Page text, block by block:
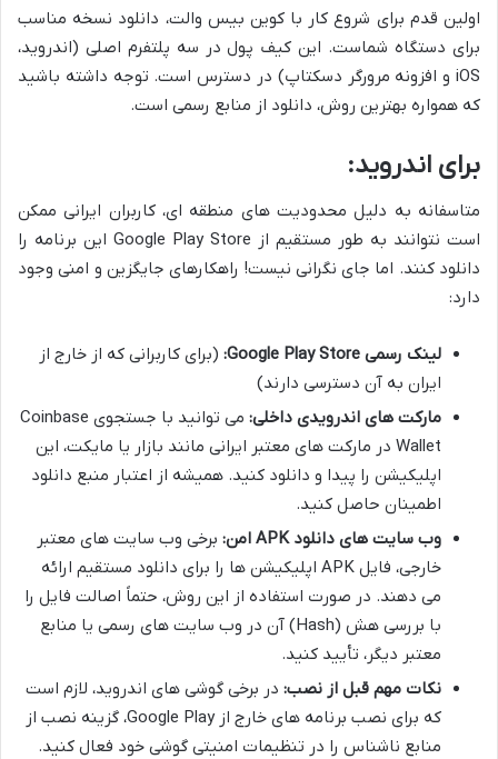
اولین قدم برای شروع کار با کوین بیس والت، دانلود نسخه مناسب
برای دستگاه شماست. این کیف پول در سه پلتفرم اصلی (اندروید،
iOS و افزونه مرورگر دسکتاپ) در دسترس است. توجه داشته باشید
که همواره بهترین روش، دانلود از منابع رسمی است.
برای اندروید:
متاسفانه به دلیل محدودیت های منطقه ای، کاربران ایرانی ممکن
است نتوانند به طور مستقیم از Google Play Store این برنامه را
دانلود کنند. اما جای نگرانی نیست! راهکارهای جایگزین و امنی وجود
دارد:
لینک رسمی Google Play Store:
(برای کاربرانی که از خارج از
ایران به آن دسترسی دارند)
مارکت های اندرویدی داخلی:
می توانید با جستجوی Coinbase
Wallet در مارکت های معتبر ایرانی مانند بازار یا مایکت، این
اپلیکیشن را پیدا و دانلود کنید. همیشه از اعتبار منبع دانلود
اطمینان حاصل کنید.
وب سایت های دانلود APK امن:
برخی وب سایت های معتبر
خارجی، فایل APK اپلیکیشن ها را برای دانلود مستقیم ارائه
می دهند. در صورت استفاده از این روش، حتماً اصالت فایل را
با بررسی هش (Hash) آن در وب سایت های رسمی یا منابع
معتبر دیگر، تأیید کنید.
نکات مهم قبل از نصب: در برخی گوشی های اندروید، لازم است
که برای نصب برنامه های خارج از Google Play، گزینه نصب از
منابع ناشناس را در تنظیمات امنیتی گوشی خود فعال کنید.